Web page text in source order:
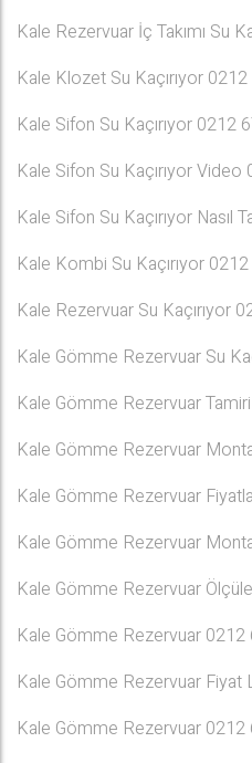
Kale Rezervuar İç Takımı Su
Kale Klozet Su Kaçırıyor
Kale Sifon Su Kaçırıyor 0212
Kale Sifon Su Kaçırıyor
Kale Sifon Su Kaçırıyor
Kale Kombi Su Kaçırıyor
Kale Rezervuar Su Kaçırıyor
Kale Gömme Rezervuar Su
Kale Gömme Rezervuar
Kale Gömme Rezervuar
Kale Gömme Rezervuar
Kale Gömme Rezervuar
Kale Gömme Rezervuar
Kale Gömme Rezervuar
Kale Gömme Rezervuar
Kale Gömme Rezervuar